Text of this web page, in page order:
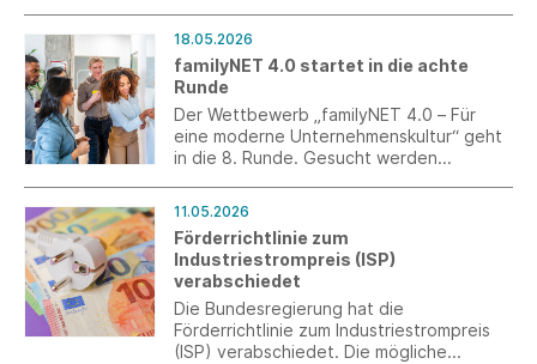
Design, wurde beim Apolda European
Design Award 2026 mit dem 3. Platz
ausgezeichnet.
18.05.2026
familyNET 4.0 startet in die achte
Runde
Der Wettbewerb „familyNET 4.0 – Für
eine moderne Unternehmenskultur“ geht
in die 8. Runde. Gesucht werden
Führung, gelebter Vielfalt,
Gesundheitsförderung oder echter
Vereinbarkeit.
11.05.2026
Förderrichtlinie zum
Industriestrompreis (ISP)
verabschiedet
Die Bundesregierung hat die
Förderrichtlinie zum Industriestrompreis
(ISP) verabschiedet. Die mögliche